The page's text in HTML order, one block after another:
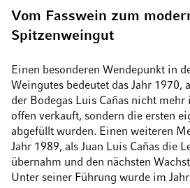
Vom Fasswein zum
Spitzenweingut
Einen besonderen Wendepunkt in
Weingutes bedeutet das Jahr 1970,
der Bodegas Luis Cañas nicht mehr
offen verkauft, sondern die ersten
abgefüllt wurden. Einen weiteren
Jahr 1989, als Juan Luis Cañas die
übernahm und den nächsten
Unter seiner Führung wurde im